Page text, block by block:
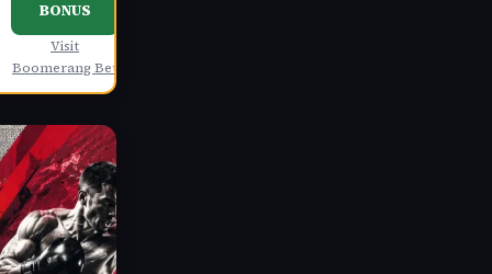
BONUS
Visit
Boomerang Bet